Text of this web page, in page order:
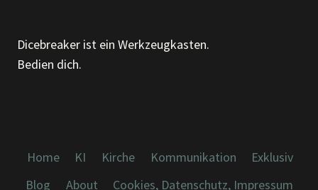
OFT
Dicebreaker ist ein Werkzeugkasten.
Bedien dich.
Home KI Kirche Kommunikation
Exklusiv
Blog
About Cookies, Datenschutz, Impressum